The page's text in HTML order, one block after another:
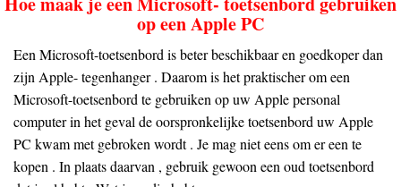
op een Apple PC
Een Microsoft-toetsenbord is beter beschikbaar en goedkoper dan
zijn Apple- tegenhanger . Daarom is het praktischer om een
Microsoft-toetsenbord te gebruiken op uw Apple personal
computer in het geval de oorspronkelijke toetsenbord uw Apple
PC kwam met gebroken wordt . Je mag niet eens om er een te
kopen . In plaats daarvan , gebruik gewoon een oud toetsenbord